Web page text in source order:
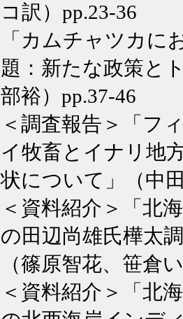
コ訳）pp.23-36
「カムチャツカに
題：新たな政策と
部裕）pp.37-46
＜調査報告＞「フ
イ牧畜とイナリ地
状について」（中
＜資料紹介＞「北
の田辺尚雄氏樺太
（篠原智花、笹倉
＜資料紹介＞「北